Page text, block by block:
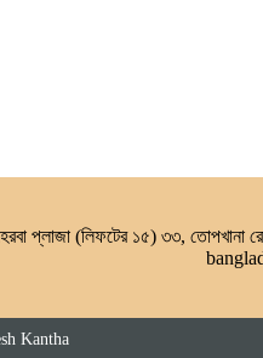
প্লাজা (লিফটের ১৫) ৩৩, তোপখানা
Kantha